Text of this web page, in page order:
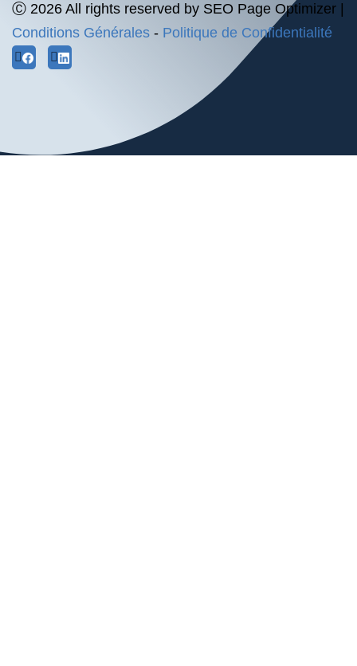
Ⓒ 2026 All rights reserved by SEO Page Optimizer |
Conditions Générales - Politique de Confidentialité